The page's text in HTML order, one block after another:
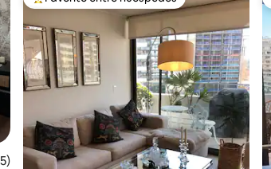
promedio: 4.98 de 5; 55 evaluaciones
De los mejores en Favorito entre huéspedes